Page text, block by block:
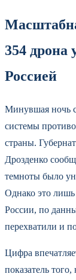
354 дрона
Россией
Минувшая ночь
системы
страны.
Дрозденко
темноты было
Однако это
России, по
перехватили и
Цифра
показатель